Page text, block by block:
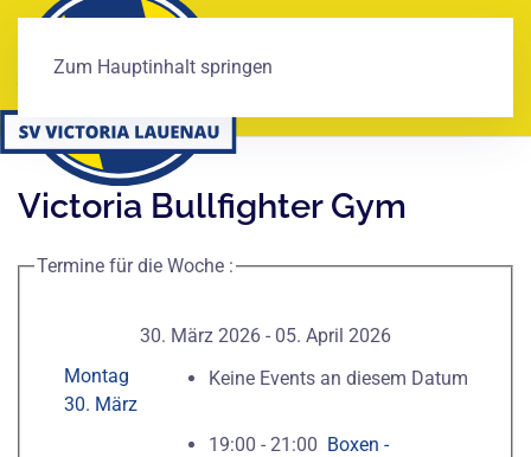
Zum Hauptinhalt springen
Victoria Bullfighter Gym
Termine für die Woche :
30. März 2026 - 05. April 2026
Montag
30. März
Keine Events an diesem Datum
19:00 - 21:00 Boxen -